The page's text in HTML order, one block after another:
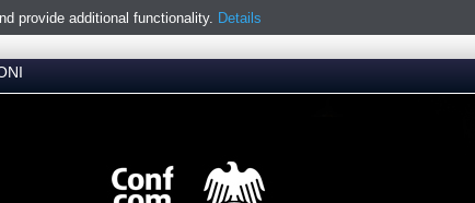
provide additional functionality. Details